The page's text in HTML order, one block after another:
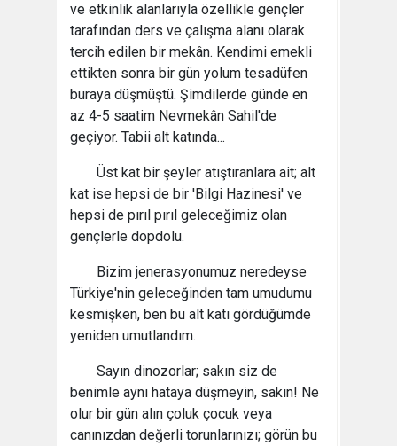
ve etkinlik alanlarıyla özellikle gençler
tarafından ders ve çalışma alanı olarak
tercih edilen bir mekân. Kendimi emekli
ettikten sonra bir gün yolum tesadüfen
buraya düşmüştü. Şimdilerde günde en
az 4-5 saatim Nevmekân Sahil'de
geçiyor. Tabii alt katında...
Üst kat bir şeyler atıştıranlara ait; alt
kat ise hepsi de bir 'Bilgi Hazinesi' ve
hepsi de pırıl pırıl geleceğimiz olan
gençlerle dopdolu.
Bizim jenerasyonumuz neredeyse
Türkiye'nin geleceğinden tam umudumu
kesmişken, ben bu alt katı gördüğümde
yeniden umutlandım.
Sayın dinozorlar; sakın siz de
benimle aynı hataya düşmeyin, sakın! Ne
olur bir gün alın çoluk çocuk veya
canınızdan değerli torunlarınızı; görün bu